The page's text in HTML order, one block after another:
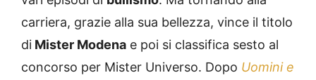
carriera, grazie alla sua bellezza, vince il titolo
di Mister Modena e poi si classifica sesto al
concorso per Mister Universo. Dopo Uomini e